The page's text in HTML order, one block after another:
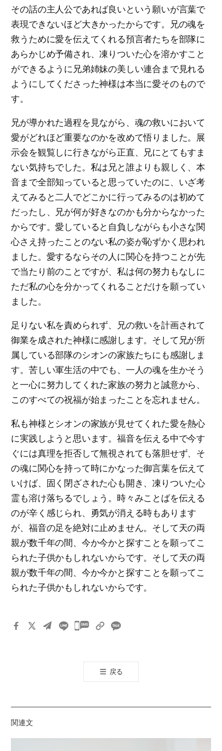
その話の主人公であれば良いという願いが言葉で
表現できないほど大きかったからです。兄の魂を
救うために愛を伝えてくれる預言者たちを部隊に
あらかじめ予備され、凍りついた心を溶かすこと
ができるように兄弟姉妹の美しい連合まで見れる
ようにしてくださった神様は本当に愛そのもので
す。
兄が導かれた過程を見ながら、魂の救いにおいて
愛がどれほど重要なのかを改めて悟りました。展
示会を観覧しに行きながら正直、兄にとてもすま
ない気持ちでした。私は兄と誰よりも親しく、本
音まで全部知っていると思っていたのに、いざ考
えてみると二人でどこかに行ってみるのは初めて
だったし、兄が何が好きなのかも分からなかった
からです。愛していると自負しながらも小さな関
心さえ持ったことのない私の姿が恥ずかく思われ
ました。愛するならその人に関心を持つことが先
で当たり前のことですが、私は何の努力もなしに
ただ私の心を分かってくれることだけを願ってい
ました。
足りない私を責められず、兄の救いを計画されて
御業を成された神様に感謝します。そして兄が所
属している部隊のシオンの家族たちにも感謝しま
す。苦しい軍生活の中でも、一人の魂を生かそう
と一心に努力してくれた家族の努力と誠意から、
このすべての祝福が始まったことを忘れません。
私も神様とシオンの家族が見せてくれた愛を熱心
に実践しようと思います。福音を伝える中で今す
ぐには真理を拒否して無視されても落胆せず、そ
の魂に関心を持って時にかなった御言葉を伝えて
いけば、固く閉ざされた心も開き、凍りついた心
霊も溶け落ちるでしょう。時々みことばを伝える
のが辛く感じられ、勇気が消える時もあります
が、福音の足を絶対に止めません。そして天の両
親が数千年の間、今か今かと探すことを願ってこ
られた子供かもしれないからです。そして天の両
親が数千年の間、今か今かと探すことを願ってこ
られた子供かもしれないからです。
카
톡
공
기
戻る
関連文